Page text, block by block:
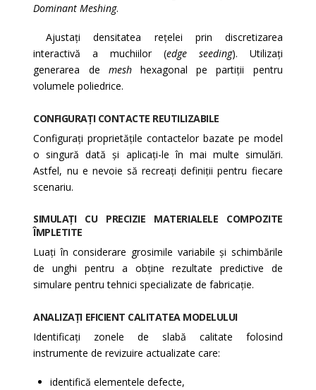
Dominant Meshing.
Ajustați densitatea rețelei prin discretizarea
interactivă a muchiilor (edge seeding). Utilizați
generarea de meshhexagonal pe partiții pentru
volumele poliedrice.
CONFIGURAȚI CONTACTE REUTILIZABILE
Configurați proprietățile contactelor bazate pe model
o singură dată și aplicați-le în mai multe simulări.
Astfel, nu e nevoie să recreați definiții pentru fiecare
scenariu.
SIMULAȚI CU PRECIZIE MATERIALELE COMPOZITE
ÎMPLETITE
Luați în considerare grosimile variabile și schimbările
de unghi pentru a obține rezultate predictive de
simulare pentru tehnici specializate de fabricație.
ANALIZAȚI EFICIENT CALITATEA MODELULUI
Identificați zonele de slabă calitate folosind
instrumente de revizuire actualizate care:
identifică elementele defecte,